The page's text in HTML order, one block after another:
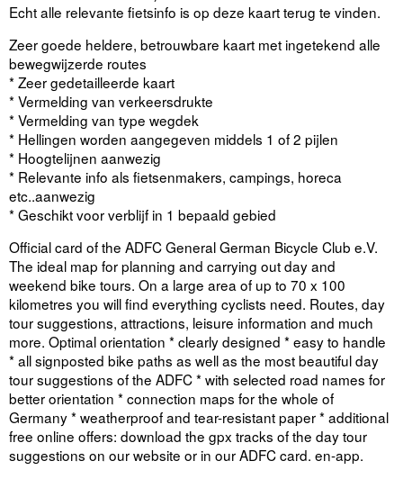
Echt alle relevante fietsinfo is op deze kaart terug te vinden.
Zeer goede heldere, betrouwbare kaart met ingetekend alle
bewegwijzerde routes
* Zeer gedetailleerde kaart
* Vermelding van verkeersdrukte
* Vermelding van type wegdek
* Hellingen worden aangegeven middels 1 of 2 pijlen
* Hoogtelijnen aanwezig
* Relevante info als fietsenmakers, campings, horeca
etc..aanwezig
* Geschikt voor verblijf in 1 bepaald gebied
Official card of the ADFC General German Bicycle Club e.V.
The ideal map for planning and carrying out day and
weekend bike tours. On a large area of up to 70 x 100
kilometres you will find everything cyclists need. Routes, day
tour suggestions, attractions, leisure information and much
more. Optimal orientation * clearly designed * easy to handle
* all signposted bike paths as well as the most beautiful day
tour suggestions of the ADFC * with selected road names for
better orientation * connection maps for the whole of
Germany * weatherproof and tear-resistant paper * additional
free online offers: download the gpx tracks of the day tour
suggestions on our website or in our ADFC card. en-app.